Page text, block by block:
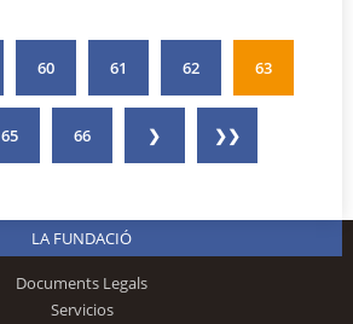
60 61 62 63
65 66 ❯ ❯❯
LA FUNDACIÓ
Documents Legals
Servicios